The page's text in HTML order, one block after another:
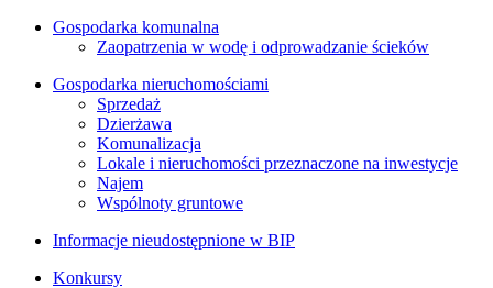
Gospodarka komunalna
Zaopatrzenia w wodę i odprowadzanie ścieków
Gospodarka nieruchomościami
Sprzedaż
Dzierżawa
Komunalizacja
Lokale i nieruchomości przeznaczone na inwestycje
Najem
Wspólnoty gruntowe
Informacje nieudostępnione w BIP
Konkursy